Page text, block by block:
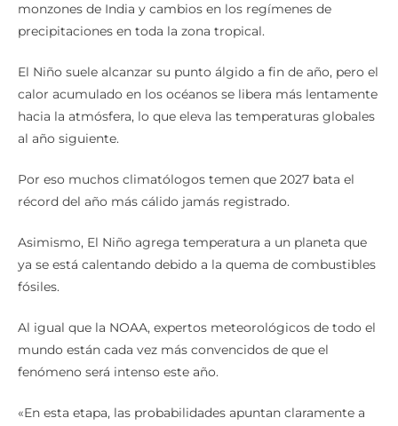
monzones de India y cambios en los regímenes de
precipitaciones en toda la zona tropical.
El Niño suele alcanzar su punto álgido a fin de año, pero el
calor acumulado en los océanos se libera más lentamente
hacia la atmósfera, lo que eleva las temperaturas globales
al año siguiente.
Por eso muchos climatólogos temen que 2027 bata el
récord del año más cálido jamás registrado.
Asimismo, El Niño agrega temperatura a un planeta que
ya se está calentando debido a la quema de combustibles
fósiles.
Al igual que la NOAA, expertos meteorológicos de todo el
mundo están cada vez más convencidos de que el
fenómeno será intenso este año.
«En esta etapa, las probabilidades apuntan claramente a